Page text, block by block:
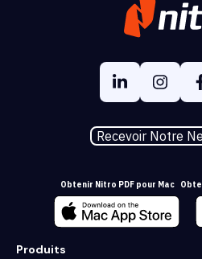
Recevoir Notre
Obtenir Nitro PDF pour Mac
Produits